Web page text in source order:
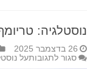
נוסטלגיה:
26 בדצמבר 2025
סגור לתגובותעל